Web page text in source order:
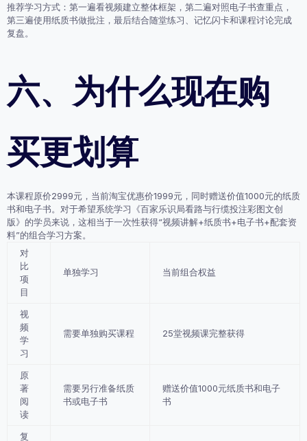
推荐学习方式：第一遍看视频建立整体框架，第二遍对照电子书查重点，
第三遍使用纸质书做批注，最后结合随堂练习、记忆闪卡和课程讨论完成
复盘。
六、为什么现在购
买更划算
本课程原价2999元，当前淘宝优惠价1999元，同时赠送价值1000元的纸质
书和电子书。对于希望系统学习《百家乐识局看路与行缆投注彩图文创
版》的学员来说，这相当于一次性获得“视频讲解+纸质书+电子书+配套资
料”的组合学习方案。
对
比
项
目
单独学习 当前组合权益
视
频
学
习
需要单独购买课程 25堂视频课完整获得
原
著
阅
读
需要另行准备纸质
书或电子书
赠送价值1000元纸质书和电子
书
复